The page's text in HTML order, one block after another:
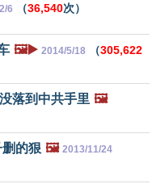
6 （36,540次）
🖼️▶️ 2014/5/18 （305,622
落到中共手里 🖼️
的狠 🖼️ 2013/11/24